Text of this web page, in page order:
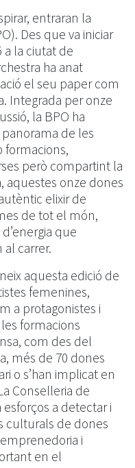
entraran la
Des que va iniciar
a la ciutat de
ha anat
el seu paper com
Integrada per onze
la BPO ha
de les
formacions,
però compartint la
aquestes onze dones
elixir de
de tot el món,
que
carrer.
aquesta edició de
femenines,
a protagonistes i
formacions
com des del
més de 70 dones
o s’han implicat en
Conselleria de
a detectar i
culturals de dones
i
en el